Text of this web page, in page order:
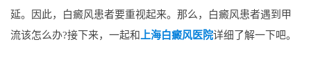
延。因此，白癜风患者要重视起来。那么，白癜风患者遇到甲
流该怎么办?接下来，一起和
上海白癜风医院详细了解一下吧。